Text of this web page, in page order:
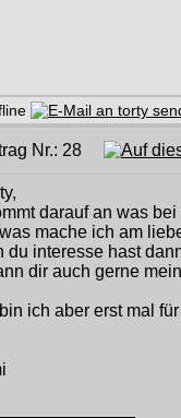
Nr.: 28
darauf an was
mache ich am
du interesse hast
dir auch gerne
ich aber erst mal